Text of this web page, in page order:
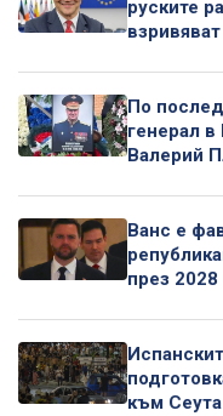
руските
По
генерал
Валерий
Ванс е
през 2028
към Сеута